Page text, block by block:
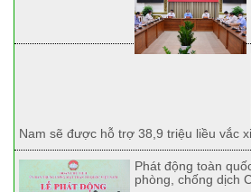
Nam sẽ được hỗ trợ 38,9 triệu liều vắc
Phát động toàn
phòng, chống dịch